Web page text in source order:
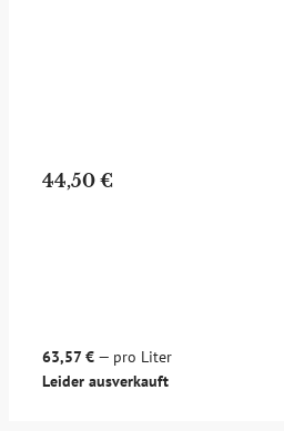
44,50 €
63,57 € — pro Liter
Leider ausverkauft